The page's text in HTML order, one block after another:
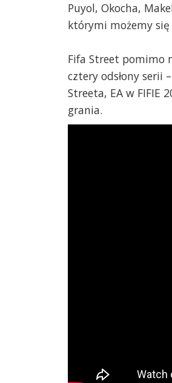
Puyol, Okocha,
którymi możemy
Fifa Street pomimo
cztery odsłony serii
Streeta, EA w FIFIE
grania.